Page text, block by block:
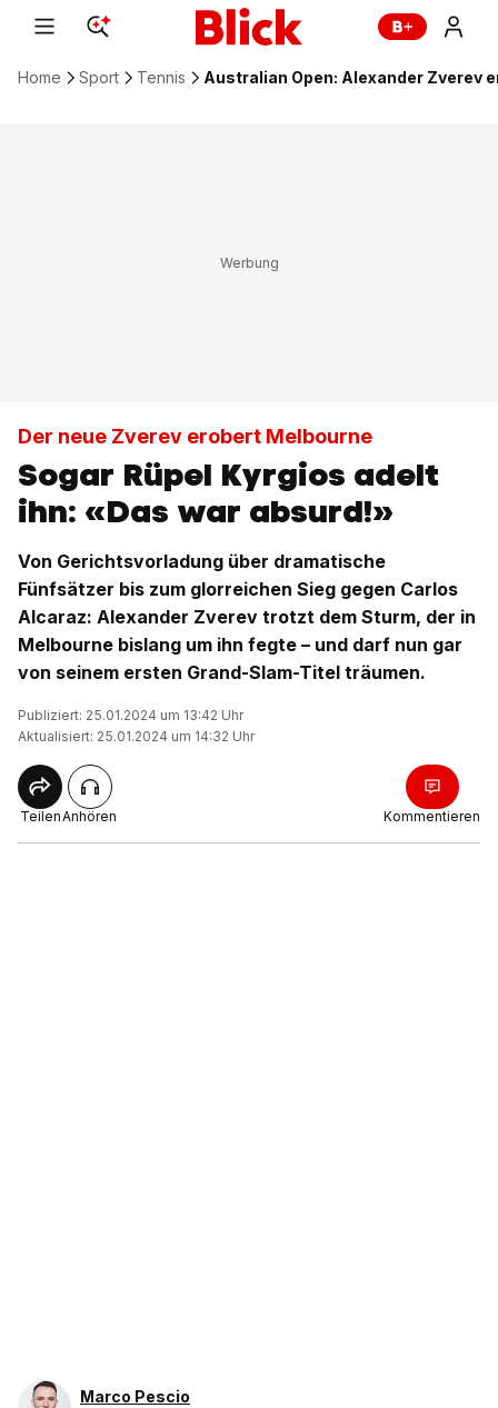
Home Sport Tennis Australian Open: Alexander Zverev
Der neue Zverev erobert Melbourne
Sogar Rüpel Kyrgios adelt
ihn: «Das war absurd!»
Von Gerichtsvorladung über dramatische
Fünfsätzer bis zum glorreichen Sieg gegen Carlos
Alcaraz: Alexander Zverev trotzt dem Sturm, der in
Melbourne bislang um ihn fegte – und darf nun gar
von seinem ersten Grand-Slam-Titel träumen.
Publiziert: 25.01.2024 um 13:42 Uhr
Aktualisiert: 25.01.2024 um 14:32 Uhr
TeilenAnhören Kommentieren
Marco Pescio